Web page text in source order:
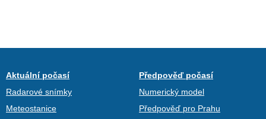
Aktuální počasí
Radarové snímky
Meteostanice
Předpověď počasí
Numerický model
Předpověď pro Prahu